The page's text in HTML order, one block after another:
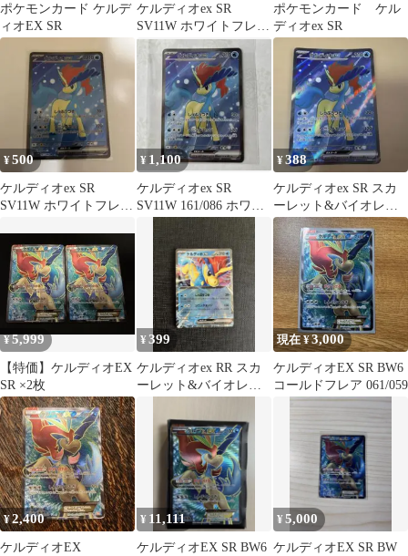
ポケモンカード ケルデ
ィオEX SR
ケルディオex SR
SV11W ホワイトフレア
161/086
ポケモンカード ケル
ディオex SR
¥500
ケルディオex SR
SV11W ホワイトフレア
¥ 1,100
ケルディオex SR
SV11W 161/086 ホワイ
トフレア ポケモンカー
¥388
ケルディオex SR スカ
ーレット&バイオレッ
ト 拡張パック ホワイト
フレア …
¥5,999
【特価】ケルディオEX
SR ×2枚
¥399
ケルディオex RR スカ
ーレット&バイオレッ
フレア …
現在 ¥3,000
ケルディオEX SR BW6
コールドフレア 061/059
¥2,400
ケルディオEX
¥ 11,111
ケルディオEX SR BW6
¥5,000
ケルディオEX SR BW